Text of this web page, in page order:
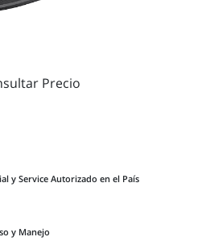
Precio
y Service Autorizado en el País
y Manejo